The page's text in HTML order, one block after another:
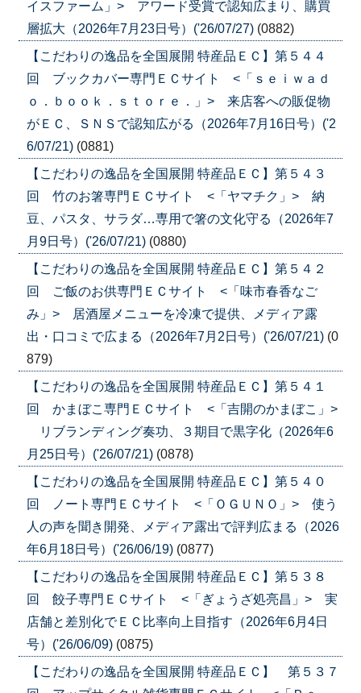
イスファーム」> アワード受賞で認知広まり、購買
層拡大（2026年7月23日号）('26/07/27) (0882)
【こだわりの逸品を全国展開 特産品ＥＣ】第５４４
回 ブックカバー専門ＥＣサイト <「ｓｅｉｗａｄ
ｏ．ｂｏｏｋ．ｓｔｏｒｅ．」> 来店客への販促物
がＥＣ、ＳＮＳで認知広がる（2026年7月16日号）('2
6/07/21) (0881)
【こだわりの逸品を全国展開 特産品ＥＣ】第５４３
回 竹のお箸専門ＥＣサイト <「ヤマチク」> 納
豆、パスタ、サラダ…専用で箸の文化守る（2026年7
月9日号）('26/07/21) (0880)
【こだわりの逸品を全国展開 特産品ＥＣ】第５４２
回 ご飯のお供専門ＥＣサイト <「味市春香なご
み」> 居酒屋メニューを冷凍で提供、メディア露
出・口コミで広まる（2026年7月2日号）('26/07/21) (0
879)
【こだわりの逸品を全国展開 特産品ＥＣ】第５４１
回 かまぼこ専門ＥＣサイト <「吉開のかまぼこ」>
リブランディング奏功、３期目で黒字化（2026年6
月25日号）('26/07/21) (0878)
【こだわりの逸品を全国展開 特産品ＥＣ】第５４０
回 ノート専門ＥＣサイト <「ＯＧＵＮＯ」> 使う
人の声を聞き開発、メディア露出で評判広まる（2026
年6月18日号）('26/06/19) (0877)
【こだわりの逸品を全国展開 特産品ＥＣ】第５３８
回 餃子専門ＥＣサイト <「ぎょうざ処亮昌」> 実
店舗と差別化でＥＣ比率向上目指す（2026年6月4日
号）('26/06/09) (0875)
【こだわりの逸品を全国展開 特産品ＥＣ】 第５３７